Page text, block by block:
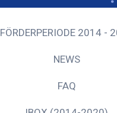
FÖRDERPERIODE 2014 -
NEWS
FAQ